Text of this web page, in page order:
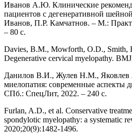
Иванов А.Ю. Клинические
пациентов с дегенеративной
Иванов, П.Р. Камчатнов. – М.:
– 80 с.
Davies, B.M., Mowforth, O.D., Smith,
Degenerative cervical myelopathy.
Данилов В.И., Жулев Н.М.,
миелопатия: современные аспекты
СПб.: СпецЛит, 2022. – 240 с.
Furlan, A.D., et al. Conservative
spondylotic myelopathy: a systematic
2020;20(9):1482-1496.